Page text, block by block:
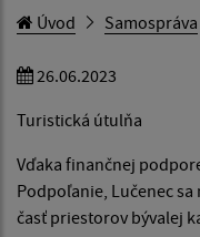
Úvod Samospráva
26.06.2023
Turistická útulňa
Vďaka finančnej
Podpoľanie, Lučenec
časť priestorov bývalej